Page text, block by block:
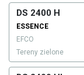
DS 2400 H
ESSENCE
EFCO
Tereny zielone